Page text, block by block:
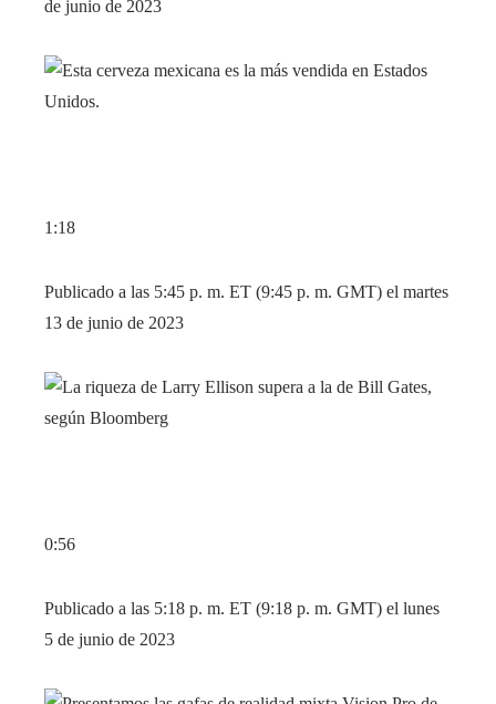
de junio de 2023
1:18
Publicado a las 5:45 p. m. ET (9:45 p. m. GMT) el martes
13 de junio de 2023
0:56
Publicado a las 5:18 p. m. ET (9:18 p. m. GMT) el lunes
5 de junio de 2023